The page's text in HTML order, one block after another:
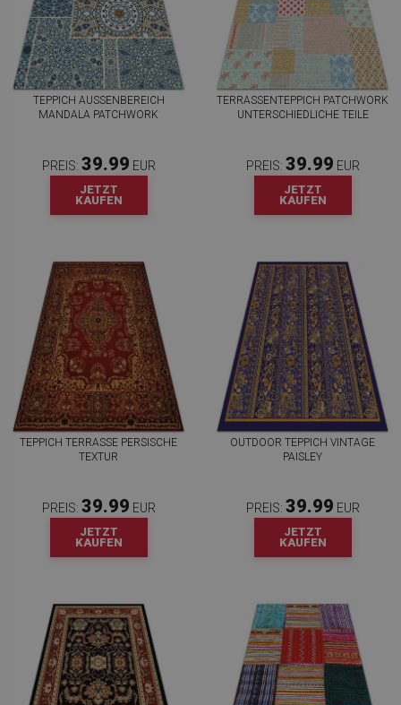
TEPPICH AUSSENBEREICH M
ANDALA PATCHWORK
PREIS: 39.99 EUR
JETZT
KAUFEN
TERRASSENTEPPICH PATCHWORK
UNTERSCHIEDLICHE TEILE
PREIS: 39.99 EUR
JETZT
KAUFEN
TEPPICH TERRASSE PERSISCHE
TEXTUR
PREIS: 39.99 EUR
JETZT
KAUFEN
OUTDOOR TEPPICH VINTAGE
PAISLEY
PREIS: 39.99 EUR
JETZT
KAUFEN